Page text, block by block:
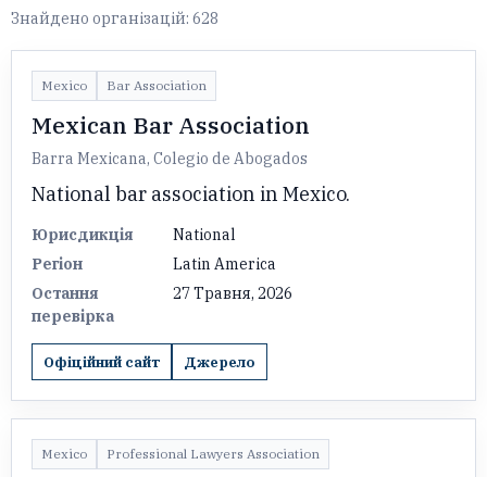
Знайдено організацій: 628
Mexico Bar Association
Mexican Bar Association
Barra Mexicana, Colegio de Abogados
National bar association in Mexico.
Юрисдикція
National
Регіон
Latin America
Остання
перевірка
27 Травня, 2026
Офіційний сайт Джерело
Mexico Professional Lawyers Association